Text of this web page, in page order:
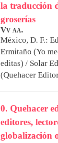
la traducción
groserías
Vv aa.
México, D. F.:
Ermitaño (Yo
editas) / Solar
(Quehacer
0. Quehacer
editores,
globalización